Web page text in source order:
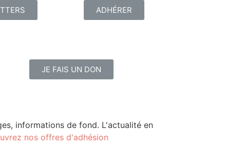
ADHÉRER
JE FAIS UN DON
informations de fond. L'actualité en
nos offres d'adhésion